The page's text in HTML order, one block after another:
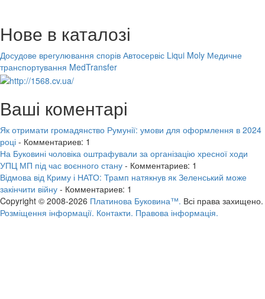
Нове в каталозі
Досудове врегулювання спорів Автосервіс Liqui Moly Медичне
транспортування MedTransfer
Ваші коментарі
Як отримати громадянство Румунії: умови для оформлення в 2024
році - Комментариев: 1
На Буковині чоловіка оштрафували за організацію хресної ходи
УПЦ МП під час воєнного стану - Комментариев: 1
Відмова від Криму і НАТО: Трамп натякнув як Зеленський може
закінчити війну - Комментариев: 1
Copyright © 2008-2026 Платинова Буковина™. Всі права захищено.
Розміщення інформації. Контакти. Правова інформація.